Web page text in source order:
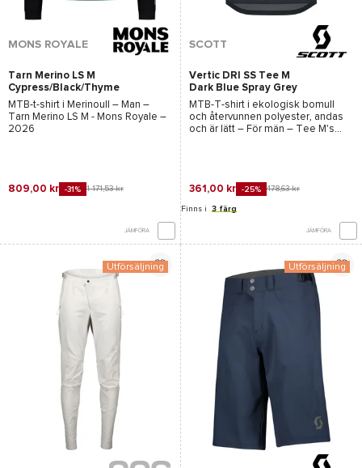
MONS ROYALE
Tarn Merino LS M
Cypress/Black/Thyme
MTB-t-shirt i Merinoull – Man –
Tarn Merino LS M - Mons Royale –
2026
809,00 kr -31% 1 171,53 kr
JÄMFÖRA
SCOTT
Vertic DRI SS Tee M
Dark Blue Spray Grey
MTB-T-shirt i ekologisk bomull
och återvunnen polyester, andas
och är lätt – För män –
Tee M's
361,00 kr -25% 478,63 kr
Finns i 3 färg
JÄMFÖRA
Utförsäljning Utförsäljning